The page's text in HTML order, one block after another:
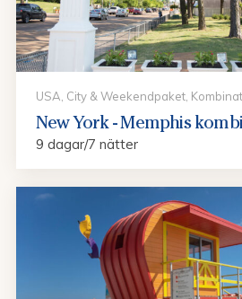
USA, City & Weekendpaket,
New York - Memphis
9 dagar/7 nätter